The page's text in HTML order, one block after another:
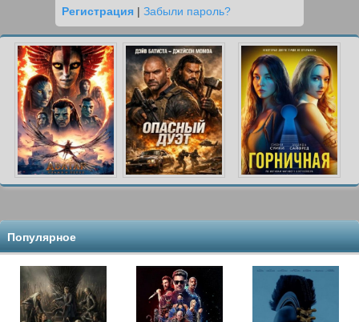
Регистрация | Забыли пароль?
Популярное